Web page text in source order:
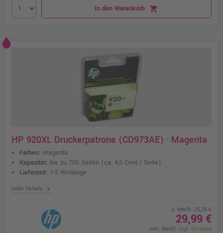
In den Warenkorb shopping_cart
HP 920XL Druckerpatrone (CD973AE) · Magenta
Farben: magenta
Kapazität: bis zu 700 Seiten (ca. 4,3 Cent / Seite)
Lieferzeit: 1-2 Werktage
mehr Details chevron_right
o. MwSt. 25,20 €
29,99 €
inkl. MwSt. zzgl. Versand